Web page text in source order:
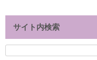
サイト内検索
検